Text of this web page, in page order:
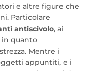
e altre figure che
Particolare
antiscivolo, ai
in quanto
Mentre i
appuntiti, e i